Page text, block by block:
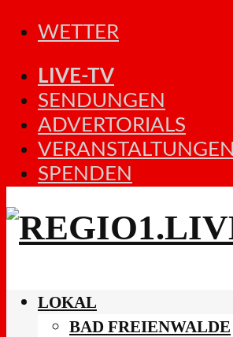
WETTER
LIVE-TV
SENDUNGEN
ADVERTORIALS
VERANSTALTUNGEN
SPENDEN
LOKAL
BAD FREIENWALDE